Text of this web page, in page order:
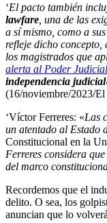
‘El pacto también
lawfare , una de las
a sí mismo, como a
refleje dicho concepto,
los magistrados que
alerta al Poder Judicial
independencia judicial
(16/noviembre/2023/
‘Víctor Ferreres: «Las
un atentado al Estado
Constitucional en la
Ferreres considera
del marco
Recordemos que el
delito. O sea, los
anuncian que lo